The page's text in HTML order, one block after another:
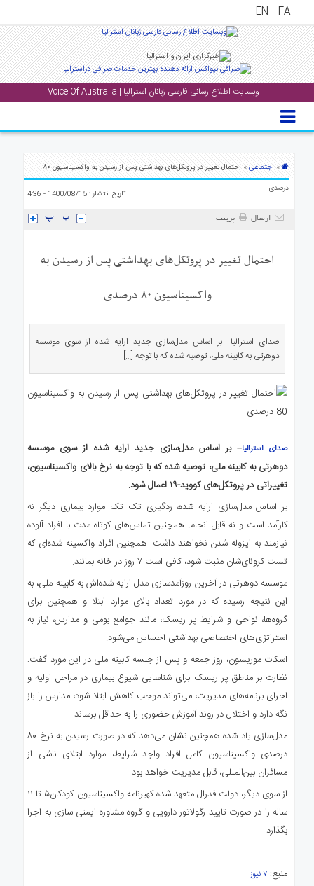
FA
EN
وبسایت اطلاع رسانی فارسی زبانان استرالیا | Voice Of Australia
منوی
اصلی
ارتباط
» اجتماعی
» احتمال تغییر در پروتکل‌های بهداشتی پس از رسیدن به واکسیناسیون ۸۰
درصدی
تاریخ انتشار : 1400/08/15 - 4:36
ارسال پرینت
احتمال تغییر در پروتکل‌های بهداشتی پس از رسیدن به
واکسیناسیون ۸۰ درصدی
صدای استرالیا– بر اساس مدل‌سازی جدید ارایه شده از سوی موسسه
دوهرتی به کابینه ملی، توصیه شده که با توجه […]
صدای استرالیا– بر اساس مدل‌سازی جدید ارایه شده از سوی موسسه
دوهرتی به کابینه ملی، توصیه شده که با توجه به نرخ بالای واکسیناسیون،
تغییراتی در پروتکل‌های کووید-۱۹ اعمال شود.
بر اساس مدل‌سازی ارایه شده، ردگیری تک تک موارد بیماری دیگر نه
کارآمد است و نه قابل انجام. همچنین تماس‌های کوتاه مدت با افراد آلوده
نیازمند به ایزوله شدن نخواهند داشت. همچنین افراد واکسینه شده‌ای که
تست کرونای‌شان مثبت شود، کافی است ۷ روز در خانه بمانند.
موسسه دوهرتی در آخرین روزآمدسازی مدل‌ ارایه شده‌اش به کابینه ملی، به
این نتیجه رسیده که در مورد تعداد بالای موارد ابتلا و همچنین برای
گروه‌ها، نواحی و شرایط پر ریسک، مانند جوامع بومی و مدارس، نیاز به
استراتژی‌های اختصاصی بهداشتی احساس می‌شود.
اسکات موریسون، روز جمعه و پس از جلسه کابینه ملی در این مورد گفت:
نظارت بر مناطق پر ریسک برای شناسایی شیوع بیماری در مراحل اولیه و
اجرای برنامه‌های مدیریت، می‌تواند موجب کاهش ابتلا شود، مدارس را باز
نگه دارد و اختلال در روند آموزش حضوری را به حداقل برساند.
مدل‌سازی یاد شده همچنین نشان می‌دهد که در صورت رسیدن به نرخ ۸۰
درصدی واکسیناسیون کامل افراد واجد شرایط، موارد ابتلای ناشی از
مسافران بین‌المللی، قابل مدیریت خواهد بود.
از سوی دیگر، دولت فدرال متعهد شده کهبرنامه واکسیناسیون کودکان۵ تا ۱۱
ساله را در صورت تایید رگولاتور دارویی و گروه مشاوره ایمنی سازی به اجرا
بگذارد.
منبع: ۷ نیوز